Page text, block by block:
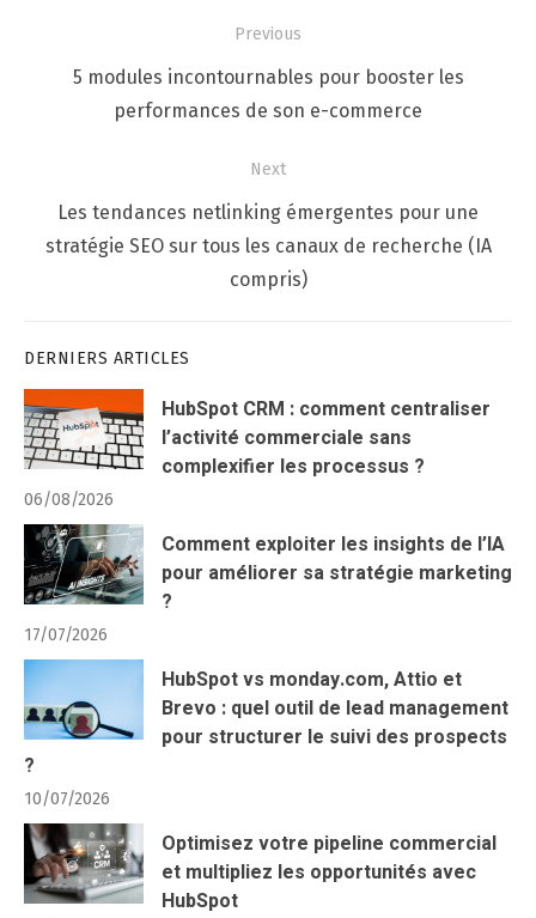
l’article
Previous
Previous
5 modules incontournables pour booster les
performances de son e-commerce
Next
Next
post:
Les tendances netlinking émergentes pour une
stratégie SEO sur tous les canaux de recherche (IA
compris)
DERNIERS ARTICLES
HubSpot CRM : comment centraliser
l’activité commerciale sans
complexifier les processus ?
06/08/2026
Comment exploiter les insights de l’IA
pour améliorer sa stratégie marketing
?
17/07/2026
HubSpot vs monday.com, Attio et
Brevo : quel outil de lead management
pour structurer le suivi des prospects
?
10/07/2026
Optimisez votre pipeline commercial
et multipliez les opportunités avec
HubSpot